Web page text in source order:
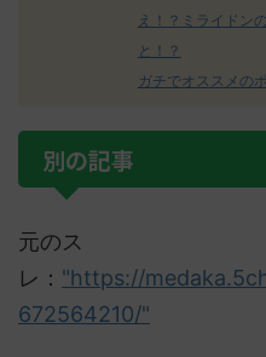
え！？ミライドン
と！？
ガチでオススメの
別の記事
元のス
レ： "https://
672564210/"